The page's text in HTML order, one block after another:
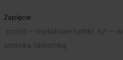
Zapięcie
przód – metalowe haftki; tył –
szeroką tasiemką